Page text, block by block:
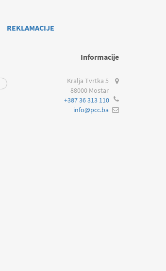
REKLAMACIJE
Informacije
Kralja Tvrtka 5
88000 Mostar
+387 36 313 110
info@pcc.ba